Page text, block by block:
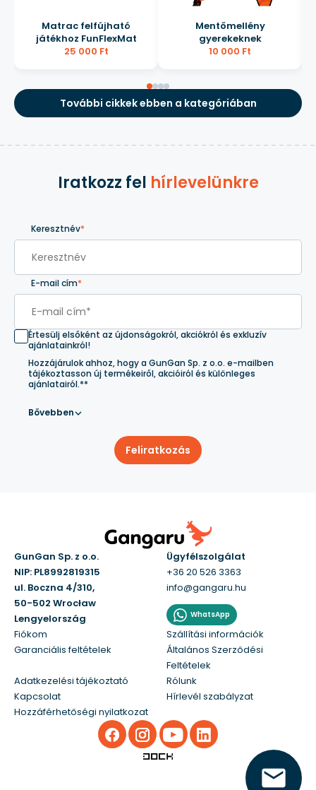
Matrac felfújható
játékhoz FunFlexMat
25 000 Ft
Mentőmellény
gyerekeknek
10 000 Ft
További cikkek ebben a kategóriában
Iratkozz fel hírlevelünkre
Keresztnév*
E-mail cím*
Értesülj elsőként az újdonságokról, akciókról és exkluzív
ajánlatainkról!
Hozzájárulok ahhoz, hogy a GunGan Sp. z o.o. e-mailben
tájékoztasson új termékeiről, akcióiról és különleges
ajánlatairól.**
Bővebben
Feliratkozás
GunGan Sp. z o.o.
NIP: PL8992819315
ul. Boczna 4/310,
50-502 Wrocław
Lengyelország
Ügyfélszolgálat
+36 20 526 3363
info@gangaru.hu
WhatsApp
Fiókom
Szállítási információk
Garanciális feltételek
Általános Szerződési
Feltételek
Adatkezelési tájékoztató
Rólunk
Kapcsolat
Hírlevél szabályzat
Hozzáférhetőségi nyilatkozat
